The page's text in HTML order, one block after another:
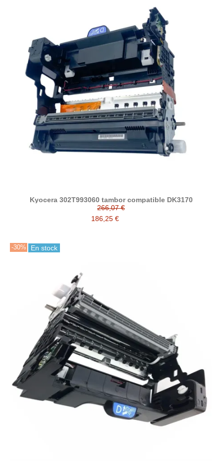
Kyocera 302T993060 tambor compatible DK3170
266,07 €
186,25 €
-30% En stock